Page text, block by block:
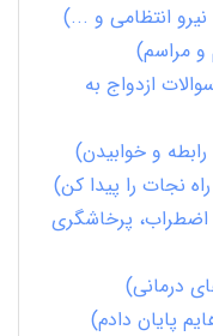
انتظامی و ...)
و مراسم)
ازدواج به
و خوابیدن)
نجات را پیدا کن)
پرخاشگری
درمانی)
پایان دادم)